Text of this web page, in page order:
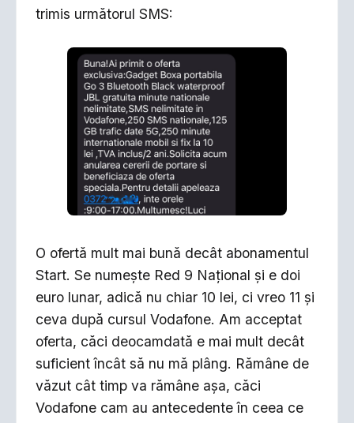
trimis următorul SMS:
O ofertă mult mai bună decât abonamentul
Start. Se numește Red 9 Național și e doi
euro lunar, adică nu chiar 10 lei, ci vreo 11 și
ceva după cursul Vodafone. Am acceptat
oferta, căci deocamdată e mai mult decât
suficient încât să nu mă plâng. Rămâne de
văzut cât timp va rămâne așa, căci
Vodafone cam au antecedente în ceea ce